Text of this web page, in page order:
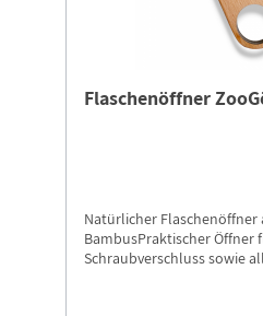
Flaschenöffner
Natürlicher Flaschenöffner
BambusPraktischer Öffner
Schraubverschluss sowie